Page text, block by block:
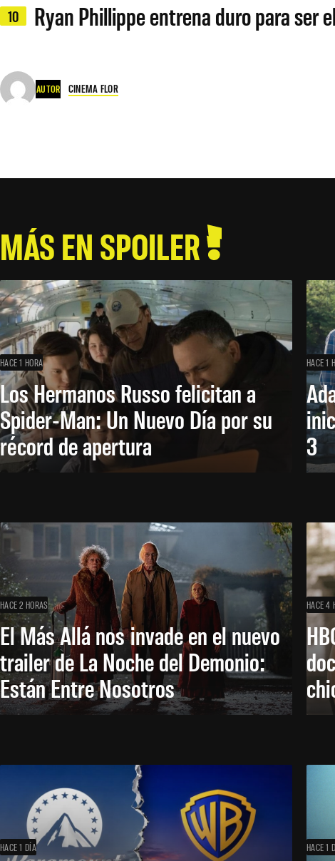
10 Ryan Phillippe entrena duro para ser
AUTOR CINEMA FLOR
MÁS EN SPOILER
HACE 1 HORA
Los Hermanos Russo felicitan a
Spider-Man: Un Nuevo Día por su
récord de apertura
HACE 1
3
HACE 2 HORAS
El Más Allá nos invade en el nuevo
trailer de La Noche del Demonio:
Están Entre Nosotros
HACE 4
HACE 1 DÍA HACE 1